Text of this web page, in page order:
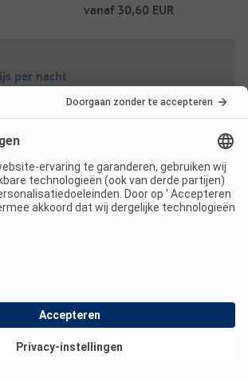
vanaf 30,60 EUR
per nacht
vanaf29,60 EUR
Bekijk deals